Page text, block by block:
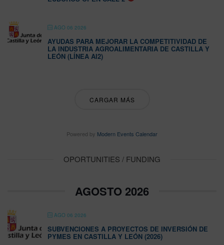
AGO 06 2026
AYUDAS PARA MEJORAR LA COMPETITIVIDAD DE
LA INDUSTRIA AGROALIMENTARIA DE CASTILLA Y
LEÓN (LÍNEA AI2)
CARGAR MÁS
Powered by Modern Events Calendar
OPORTUNITIES / FUNDING
AGOSTO 2026
AGO 06 2026
SUBVENCIONES A PROYECTOS DE INVERSIÓN DE
PYMES EN CASTILLA Y LEÓN (2026)